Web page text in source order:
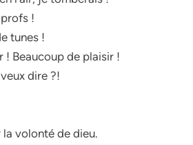
!
tunes !
! Beaucoup de plaisir !
dire ?!
volonté de dieu.